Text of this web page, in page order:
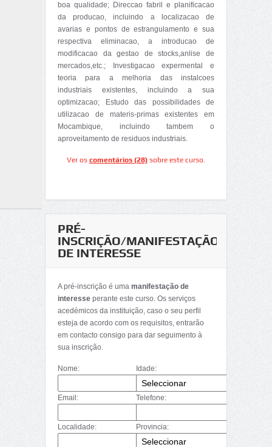
boa qualidade; Direccao fabril e planificacao
da producao, incluindo a localizacao de
avarias e pontos de estrangulamento e sua
respectiva eliminacao, a introducao de
modificacao da gestao de stocks,anlise de
mercados,etc.; Investigacao expermental e
teoria para a melhoria das instalcoes
industriais existentes, incluindo a sua
optimizacao; Estudo das possibilidades de
utilizacao de materis-primas existentes em
Mocambique, incluindo tambem o
aproveitamento de residuos industriais.
Ver os comentários (28) sobre este curso.
PRÉ-
INSCRIÇÃO/MANIFESTAÇÃO
DE INTERESSE
A pré-inscrição é uma manifestação de
interesse perante este curso. Os serviços
acedémicos da instituição, caso o seu perfil
esteja de acordo com os requisitos, entrarão
em contacto consigo para dar seguimento à
sua inscrição.
Nome:
Email:
Localidade:
Idade:
Telefone:
Provincia: